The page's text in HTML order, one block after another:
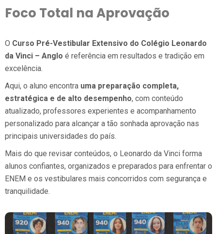
Foco Total na Aprovação
O Curso Pré-Vestibular Extensivo do Colégio Leonardo
da Vinci – Anglo é referência em resultados e tradição em
excelência.
Aqui, o aluno encontra uma preparação completa,
estratégica e de alto desempenho, com conteúdo
atualizado, professores experientes e acompanhamento
personalizado para alcançar a tão sonhada aprovação nas
principais universidades do país.
Mais do que revisar conteúdos, o Leonardo da Vinci forma
alunos confiantes, organizados e preparados para enfrentar o
ENEM e os vestibulares mais concorridos com segurança e
tranquilidade.